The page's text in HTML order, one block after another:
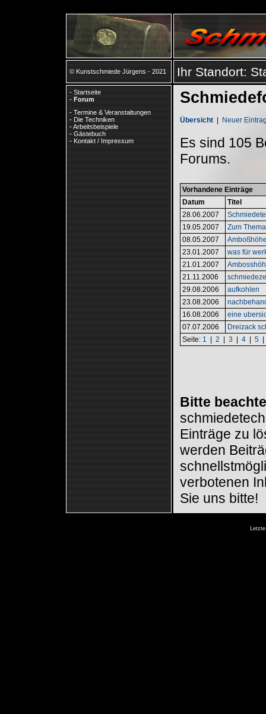
© Kunstschmiede Jürgens - 2021 Ihr Standort:
-Startseite
-Forum
-Termine & Veranstaltungen
-Die Techniken
-Arbeitsbeispiele
-Gästebuch
-Kontakt / Impressum
Übersicht | Neuer
Es sind 105
Forums.
Vorhandene Einträge
Datum
Titel
28.06.2007
19.05.2007
Zum
08.05.2007
23.01.2007
was für
21.01.2007
21.11.2006
29.08.2006
aufkohlen
23.08.2006
16.08.2006
eine
07.07.2006
Dreizack
Seite: 1 | 2 | 3 | 4 | 5
Bitte
Einträge zu
werden
verbotenen
Sie uns bitte!